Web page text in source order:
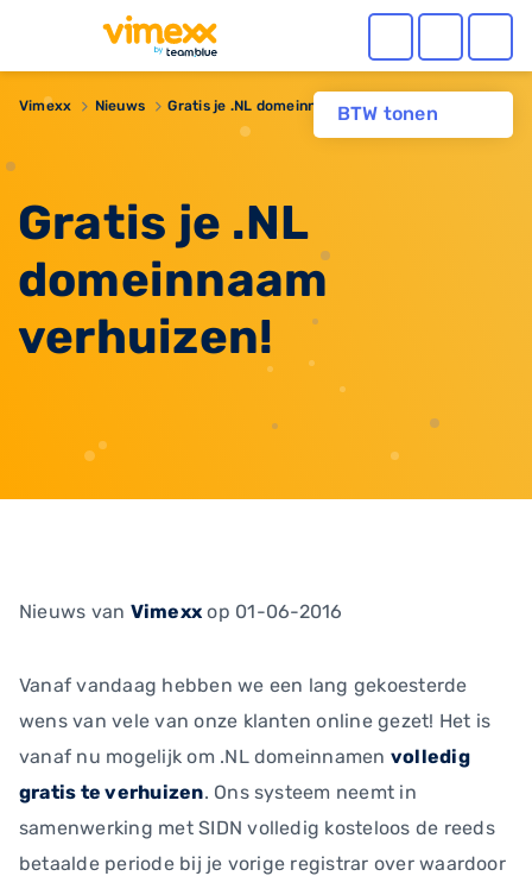
BTW tonen
Vimexx Nieuws Gratis je .NL domeinnaam verhuizen!
Gratis je .NL
domeinnaam
verhuizen!
Nieuws van Vimexx op 01-06-2016
Vanaf vandaag hebben we een lang gekoesterde
wens van vele van onze klanten online gezet! Het is
vanaf nu mogelijk om .NL domeinnamen volledig
gratis te verhuizen. Ons systeem neemt in
samenwerking met SIDN volledig kosteloos de reeds
betaalde periode bij je vorige registrar over waardoor